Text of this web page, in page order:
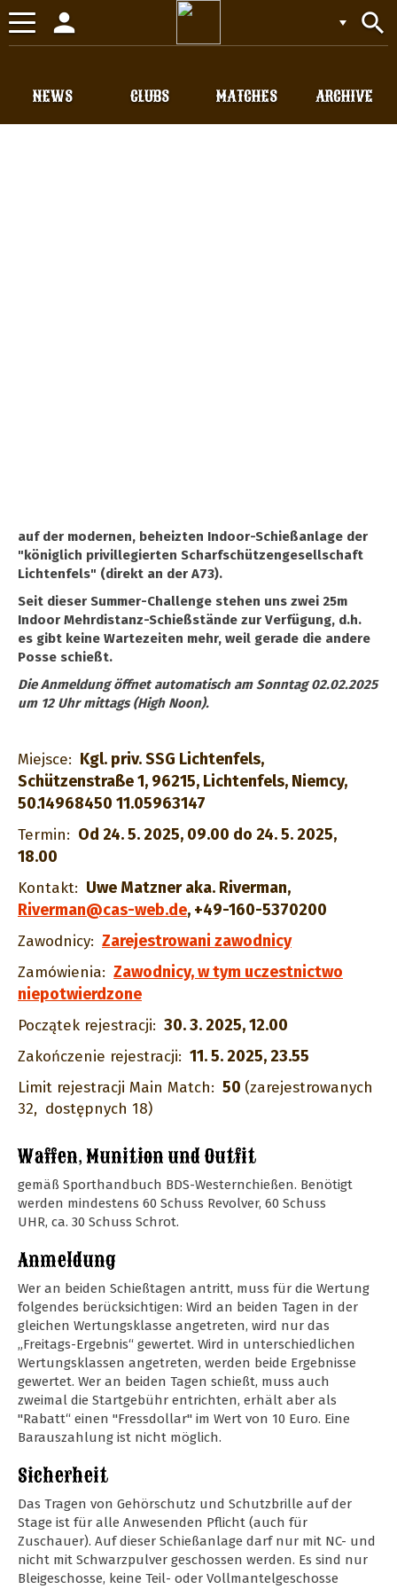
Toggle
navigation
search
person
CLUBS
NEWS MATCHES ARCHIVE
auf der modernen, beheizten Indoor-Schießanlage der
"königlich privillegierten Scharfschützengesellschaft
Lichtenfels" (direkt an der A73).
Seit dieser Summer-Challenge stehen uns zwei 25m
Indoor Mehrdistanz-Schießstände zur Verfügung, d.h.
es gibt keine Wartezeiten mehr, weil gerade die andere
Posse schießt.
Die Anmeldung öffnet automatisch am Sonntag 02.02.2025
um 12 Uhr mittags (High Noon).
Miejsce: Kgl. priv. SSG Lichtenfels,
Schützenstraße 1, 96215, Lichtenfels, Niemcy,
50.14968450 11.05963147
Termin: Od 24. 5. 2025, 09.00 do 24. 5. 2025,
18.00
Kontakt: Uwe Matzner aka. Riverman,
Riverman@cas-web.de, +49-160-5370200
Zawodnicy: Zarejestrowani zawodnicy
Zamówienia: Zawodnicy, w tym uczestnictwo
niepotwierdzone
Początek rejestracji: 30. 3. 2025, 12.00
Zakończenie rejestracji: 11. 5. 2025, 23.55
Limit rejestracji Main Match: 50 (zarejestrowanych
32, dostępnych 18)
Waffen, Munition und Outfit
gemäß Sporthandbuch BDS-Westernchießen. Benötigt
werden mindestens 60 Schuss Revolver, 60 Schuss
UHR, ca. 30 Schuss Schrot.
Anmeldung
Wer an beiden Schießtagen antritt, muss für die Wertung
folgendes berücksichtigen: Wird an beiden Tagen in der
gleichen Wertungsklasse angetreten, wird nur das
„Freitags-Ergebnis“ gewertet. Wird in unterschiedlichen
Wertungsklassen angetreten, werden beide Ergebnisse
gewertet. Wer an beiden Tagen schießt, muss auch
zweimal die Startgebühr entrichten, erhält aber als
"Rabatt“ einen "Fressdollar" im Wert von 10 Euro. Eine
Barauszahlung ist nicht möglich.
Sicherheit
Das Tragen von Gehörschutz und Schutzbrille auf der
Stage ist für alle Anwesenden Pflicht (auch für
Zuschauer). Auf dieser Schießanlage darf nur mit NC- und
nicht mit Schwarzpulver geschossen werden. Es sind nur
Bleigeschosse, keine Teil- oder Vollmantelgeschosse